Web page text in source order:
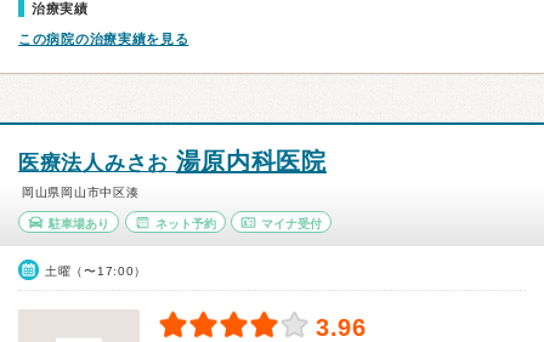
治療実績
この病院の治療実績を見る
医療法人みさお 湯原内科医院
岡山県岡山市中区湊
駐車場あり ネット予約 マイナ受付
土曜（〜17:00）
3.96